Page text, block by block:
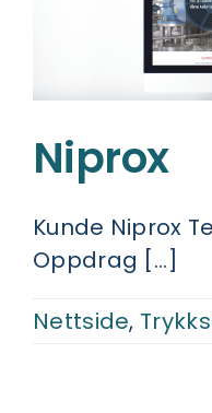
Niprox
Kunde Niprox
Oppdrag [...]
Nettside,